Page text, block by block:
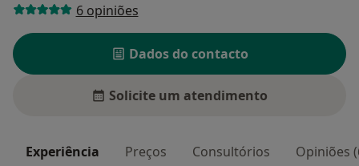
6 opiniões
Dados do contacto
Solicite um atendimento
Experiência Preços Consultórios Opiniões